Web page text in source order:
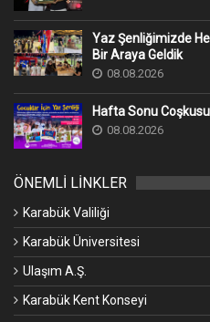
Yaz Şenliğimizde
Bir Araya Geldik
08.08.2026
Hafta Sonu
08.08.2026
ÖNEMLİ LİNKLER
Karabük Valiliği
Karabük Üniversitesi
Ulaşım A.Ş.
Karabük Kent Konseyi